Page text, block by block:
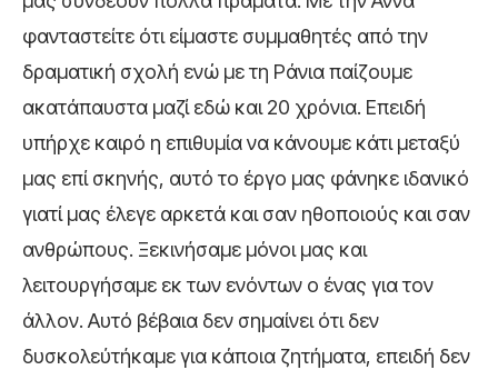
φανταστείτε ότι είμαστε συμμαθητές από την
δραματική σχολή ενώ με τη Ράνια παίζουμε
ακατάπαυστα μαζί εδώ και 20 χρόνια. Επειδή
υπήρχε καιρό η επιθυμία να κάνουμε κάτι μεταξύ
μας επί σκηνής, αυτό το έργο μας φάνηκε ιδανικό
γιατί μας έλεγε αρκετά και σαν ηθοποιούς και σαν
ανθρώπους. Ξεκινήσαμε μόνοι μας και
λειτουργήσαμε εκ των ενόντων ο ένας για τον
άλλον. Αυτό βέβαια δεν σημαίνει ότι δεν
δυσκολεύτήκαμε για κάποια ζητήματα, επειδή δεν